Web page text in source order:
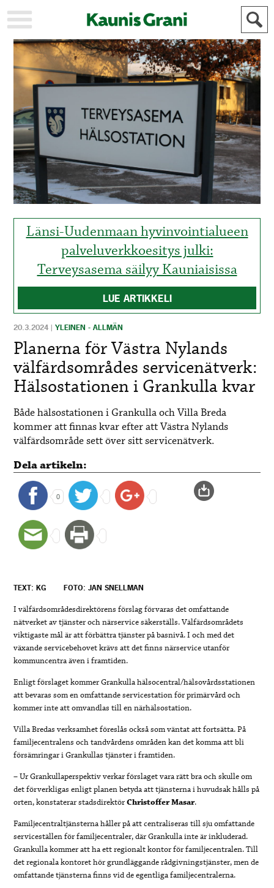
KAUPUNKI
STADEN
AJANKOHTAISTA
AKTUELLT
URHEILU
KULTTUURI
KULTUR
HISTORIA
HISTORIA
YLEINEN
ALLMÄN
MAINOSTAJILLE
FÖR
ANNONSÖRER
Länsi-Uudenmaan hyvinvointialueen
palveluverkkoesitys julki:
Terveysasema säilyy Kauniaisissa
LUE ARTIKKELI
20.3.2024 |YLEINEN - ALLMÄN
Planerna för Västra Nylands
välfärdsområdes servicenätverk:
Hälsostationen i Grankulla kvar
Både hälsostationen i Grankulla och Villa Breda
kommer att finnas kvar efter att Västra Nylands
välfärdsområde sett över sitt servicenätverk.
Dela artikeln:
0
TEXT: KG FOTO: JAN SNELLMAN
I välfärdsområdesdirektörens förslag förvaras det omfattande
nätverket av tjänster och närservice säkerställs. Välfärdsområdets
viktigaste mål är att förbättra tjänster på basnivå. I och med det
växande servicebehovet krävs att det finns närservice utanför
kommuncentra även i framtiden.
Enligt förslaget kommer Grankulla hälsocentral/hälsovårdsstationen
att bevaras som en omfattande servicestation för primärvård och
kommer inte att omvandlas till en närhälsostation.
Villa Bredas verksamhet föreslås också som väntat att fortsätta. På
familjecentralens och tandvårdens områden kan det komma att bli
försämringar i Grankullas tjänster i framtiden.
– Ur Grankullaperspektiv verkar förslaget vara rätt bra och skulle om
det förverkligas enligt planen betyda att tjänsterna i huvudsak hålls på
orten, konstaterar stadsdirektörChristoffer Masar.
Familjecentraltjänsterna håller på att centraliseras till sju omfattande
serviceställen för familjecentraler, där Grankulla inte är inkluderad.
Grankulla kommer att ha ett regionalt kontor för familjecentralen. Till
det regionala kontoret hör grundläggande rådgivningstjänster, men de
omfattande tjänsterna finns vid de egentliga familjecentralerna.